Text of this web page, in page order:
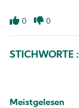
0
nicht
0
STICHWORTE :
Meistgelesen